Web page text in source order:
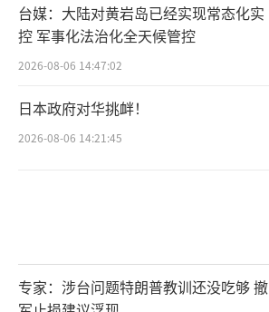
台媒：大陆对黄岩岛已经实现常态化实
控 军事化法治化全天候管控
2026-08-06 14:47:02
日本政府对华挑衅！
2026-08-06 14:21:45
专家：涉台问题特朗普教训还没吃够 撤